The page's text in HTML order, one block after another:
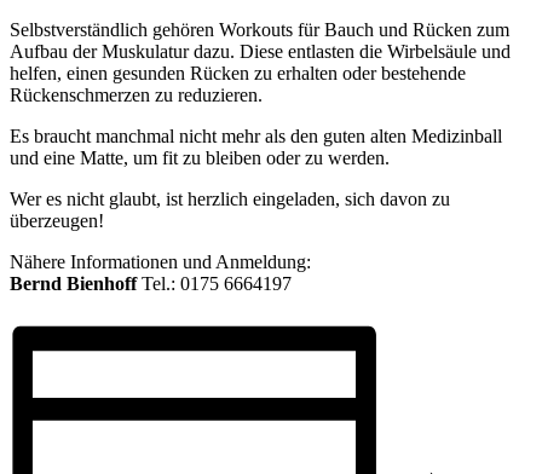
Selbstverständlich gehören Workouts für Bauch und Rücken zum
Aufbau der Muskulatur dazu. Diese entlasten die Wirbelsäule und
helfen, einen gesunden Rücken zu erhalten oder bestehende
Rückenschmerzen zu reduzieren.
Es braucht manchmal nicht mehr als den guten alten Medizinball
und eine Matte, um fit zu bleiben oder zu werden.
Wer es nicht glaubt, ist herzlich eingeladen, sich davon zu
überzeugen!
Nähere Informationen und Anmeldung:
Bernd BienhoffTel.: 0175 6664197